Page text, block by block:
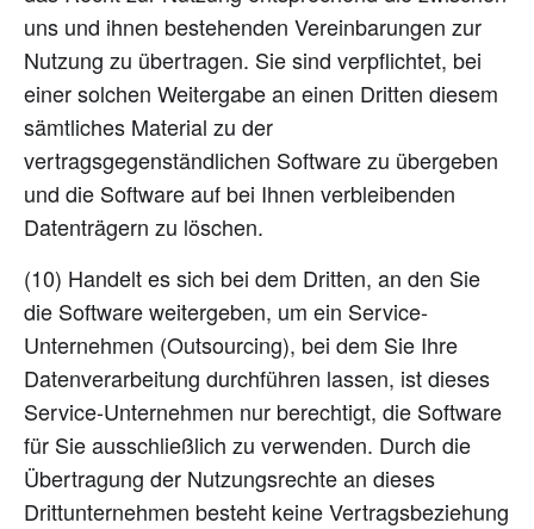
uns und ihnen bestehenden Vereinbarungen zur
Nutzung zu übertragen. Sie sind verpflichtet, bei
einer solchen Weitergabe an einen Dritten diesem
sämtliches Material zu der
vertragsgegenständlichen Software zu übergeben
und die Software auf bei Ihnen verbleibenden
Datenträgern zu löschen.
(10) Handelt es sich bei dem Dritten, an den Sie
die Software weitergeben, um ein Service-
Unternehmen (Outsourcing), bei dem Sie Ihre
Datenverarbeitung durchführen lassen, ist dieses
Service-Unternehmen nur berechtigt, die Software
für Sie ausschließlich zu verwenden. Durch die
Übertragung der Nutzungsrechte an dieses
Drittunternehmen besteht keine Vertragsbeziehung